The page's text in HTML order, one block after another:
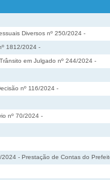
Diversos nº 250/2024 -
1812/2024 -
em Julgado nº 244/2024 -
nº 116/2024 -
nº 70/2024 -
2024 - Prestação de Contas do